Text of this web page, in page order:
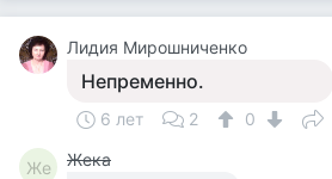
Лидия Мирошниченко
Непременно.
6 лет 2 0
Же
Жека